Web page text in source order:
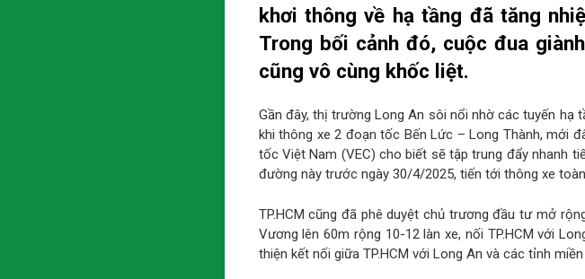
khơi thông về hạ tầng đã tăng
Trong bối cảnh đó, cuộc đua
cũng vô cùng khốc liệt.
Gần đây, thị trường Long An sôi nổi nhờ các tuyến hạ
khi thông xe 2 đoạn tốc Bến Lức – Long Thành, mới
tốc Việt Nam (VEC) cho biết sẽ tập trung đẩy nhanh
đường này trước ngày 30/4/2025, tiến tới thông xe
TP.HCM cũng đã phê duyệt chủ trương đầu tư mở
Vương lên 60m rộng 10-12 làn xe, nối TP.HCM với
thiện kết nối giữa TP.HCM với Long An và các tỉnh miền